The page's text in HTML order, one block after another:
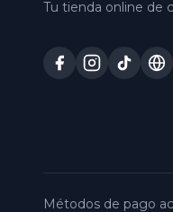
Tu tienda online de
Métodos de pago